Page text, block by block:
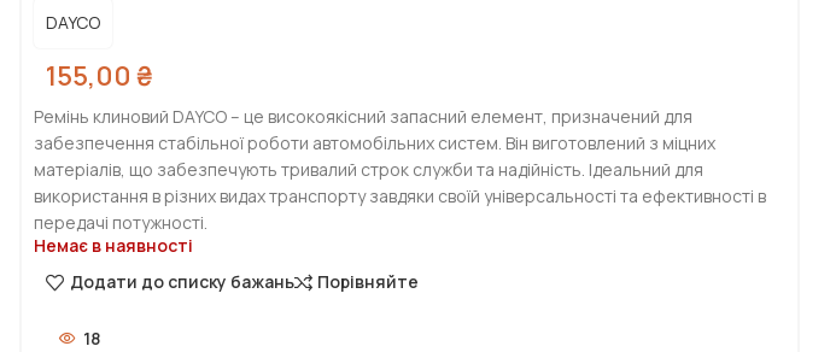
DAYCO
155,00 ₴
Ремінь клиновий DAYCO – це високоякісний запасний елемент, призначений для
забезпечення стабільної роботи автомобільних систем. Він виготовлений з міцних
матеріалів, що забезпечують тривалий строк служби та надійність. Ідеальний для
використання в різних видах транспорту завдяки своїй універсальності та ефективності в
передачі потужності.
Немає в наявності
Додати до списку бажань
Порівняйте
18